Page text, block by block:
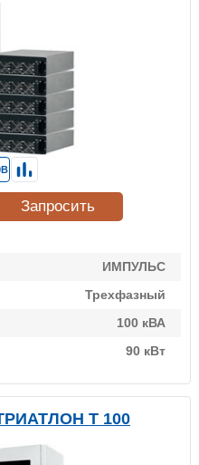
ИМПУЛЬС
Трехфазный
100 кВА
90 кВт
Запросить
Т 100